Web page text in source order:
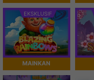
EKSKLUSIF
MAINKAN